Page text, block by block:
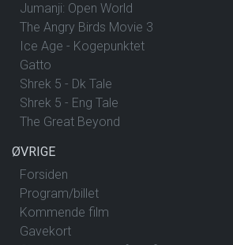
Jumanji: Open World
The Angry Birds Movie 3
Ice Age - Kogepunktet
Gatto
Shrek 5 - Dk Tale
Shrek 5 - Eng Tale
The Great Beyond
ØVRIGE
Forsiden
Program/billet
Kommende film
Gavekort